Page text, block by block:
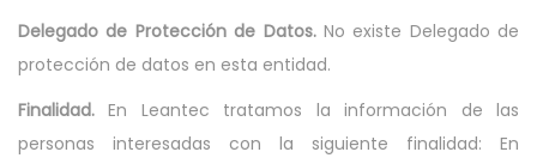
c
i
d
o
Delegado de Protección de Datos. No existe Delegado de
protección de datos en esta entidad.
Finalidad.En Leantec tratamos la información de las
personas interesadas con la siguiente finalidad: En